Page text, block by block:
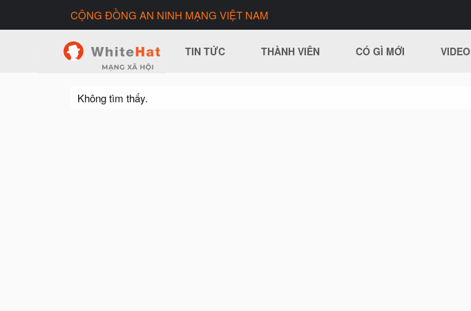
CỘNG ĐỒNG AN NINH MẠNG VIỆT NAM
TIN TỨC THÀNH VIÊN CÓ GÌ MỚI VIDEO
Không tìm thấy.